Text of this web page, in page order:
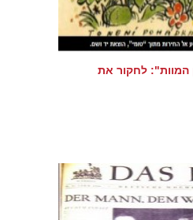
המוות": לחקור את